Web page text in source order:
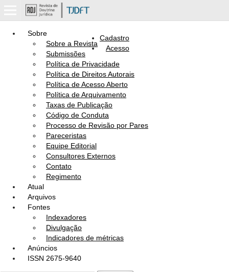
Sobre
Sobre a Revista
Submissões
Política de Privacidade
Política de Direitos Autorais
Política de Acesso Aberto
Política de Arquivamento
Taxas de Publicação
Código de Conduta
Processo de Revisão por Pares
Pareceristas
Equipe Editorial
Consultores Externos
Contato
Regimento
Atual
Arquivos
Fontes
Indexadores
Divulgação
Indicadores de métricas
Anúncios
ISSN 2675-9640
Cadastro
Acesso